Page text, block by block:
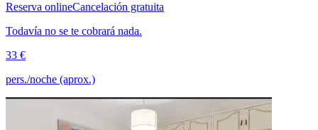
Reserva onlineCancelación gratuita
Todavía no se te cobrará nada.
33 €
pers./noche (aprox.)